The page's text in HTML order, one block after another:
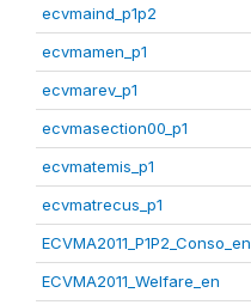
ecvmaind_p1p2
ecvmamen_p1
ecvmarev_p1
ecvmasection00_p1
ecvmatemis_p1
ecvmatrecus_p1
ECVMA2011_P1P2_Conso_en
ECVMA2011_Welfare_en